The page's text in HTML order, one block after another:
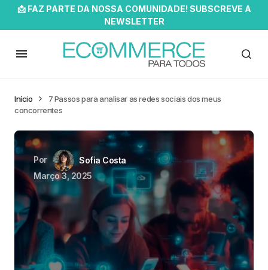
📩 FAZ PARTE DA NOSSA COMUNIDADE! SUBSCREVE A
NEWSLETTER
Início
7 Passos para analisar as redes sociais dos meus
concorrentes
Por
Sofia Costa
Março 3, 2025